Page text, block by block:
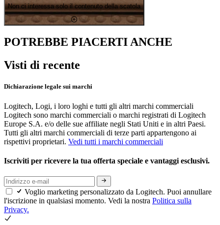
Non ci interessa solo il contenuto della scatola
POTREBBE PIACERTI ANCHE
Visti di recente
Dichiarazione legale sui marchi
Logitech, Logi, i loro loghi e tutti gli altri marchi commerciali
Logitech sono marchi commerciali o marchi registrati di Logitech
Europe S.A. e/o delle sue affiliate negli Stati Uniti e in altri Paesi.
Tutti gli altri marchi commerciali di terze parti appartengono ai
rispettivi proprietari. Vedi tutti i marchi commerciali
Iscriviti per ricevere la tua offerta speciale e vantaggi esclusivi.
Voglio marketing personalizzato da Logitech. Puoi annullare
l'iscrizione in qualsiasi momento. Vedi la nostra Politica sulla
Privacy.